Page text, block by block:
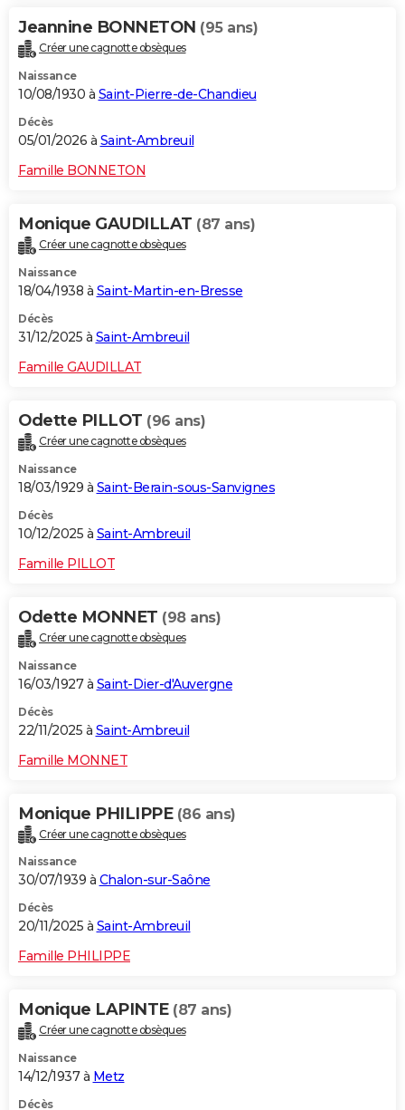
Jeannine BONNETON (95 ans)
Créer une cagnotte obsèques
Naissance
10/08/1930 à Saint-Pierre-de-Chandieu
Décès
05/01/2026 à Saint-Ambreuil
Famille BONNETON
Monique GAUDILLAT (87 ans)
Créer une cagnotte obsèques
Naissance
18/04/1938 à Saint-Martin-en-Bresse
Décès
31/12/2025 à Saint-Ambreuil
Famille GAUDILLAT
Odette PILLOT (96 ans)
Créer une cagnotte obsèques
Naissance
18/03/1929 à Saint-Berain-sous-Sanvignes
Décès
10/12/2025 à Saint-Ambreuil
Famille PILLOT
Odette MONNET (98 ans)
Créer une cagnotte obsèques
Naissance
16/03/1927 à Saint-Dier-d'Auvergne
Décès
22/11/2025 à Saint-Ambreuil
Famille MONNET
Monique PHILIPPE (86 ans)
Créer une cagnotte obsèques
Naissance
30/07/1939 à Chalon-sur-Saône
Décès
20/11/2025 à Saint-Ambreuil
Famille PHILIPPE
Monique LAPINTE (87 ans)
Créer une cagnotte obsèques
Naissance
14/12/1937 à Metz
Décès